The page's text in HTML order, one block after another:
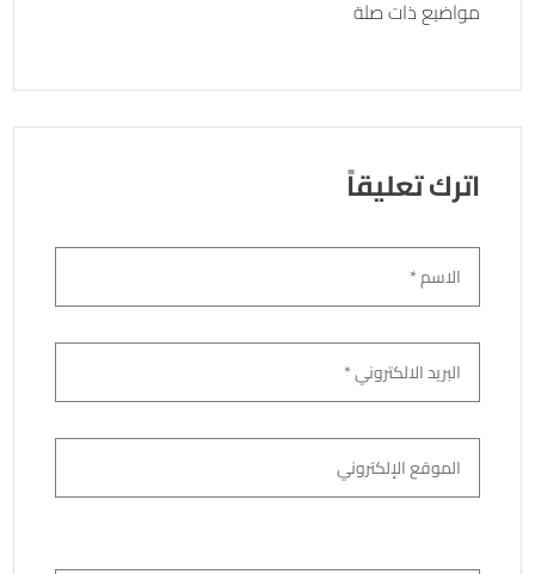
مواضيع ذات صلة
اترك تعليقاً